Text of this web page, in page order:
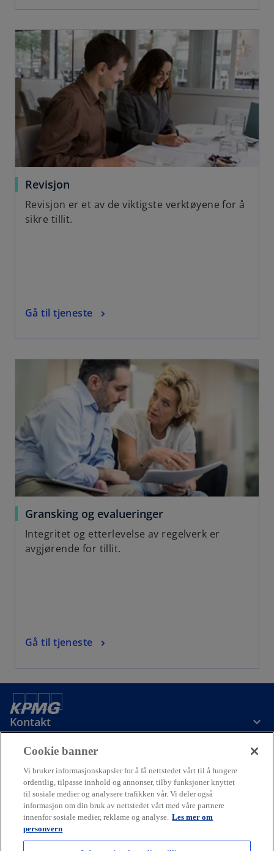
Revisjon
Revisjon er et av de viktigste verktøyene for å
sikre tillit.
Gå til tjeneste
Gransking og evalueringer
Integritet og etterlevelse av regelverk er
avgjørende for tillit.
Gå til tjeneste
Kontakt
Karriere
p
p
p
Cookie banner
Vi bruker informasjonskapsler for å få nettstedet vårt til å fungere
ordentlig, tilpasse innhold og annonser, tilby funksjoner knyttet
til sosiale medier og analysere trafikken vår. Vi deler også
informasjon om din bruk av nettstedet vårt med våre partnere
innenfor sosiale medier, reklame og analyse. Les mer om
personvern